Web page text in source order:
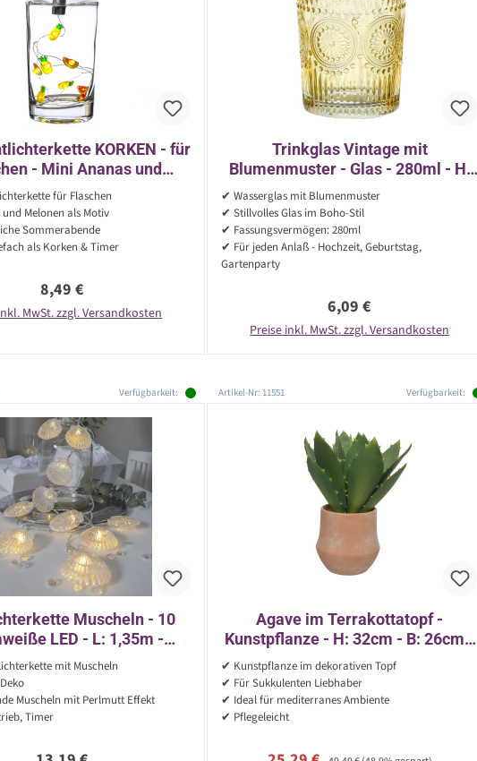
KORKEN - für
- Mini Ananas und
- Timer - L: 70cm -
rot/gelb
für Flaschen
Melonen als Motiv
Sommerabende
als Korken & Timer
Regulärer Preis:
8,49 €
MwSt. zzgl. Versandkosten
Trinkglas Vintage mit
Blumenmuster - Glas - 280ml - H:
10cm - Bohostil - gelb
✔ Wasserglas mit Blumenmuster
✔ Stillvolles Glas im Boho-Stil
✔ Fassungsvermögen: 280ml
✔ Für jeden Anlaß - Hochzeit, Geburtstag,
Gartenparty
Regulärer Preis:
6,09 €
Preise inkl. MwSt. zzgl. Versandkosten
Verfügbarkeit:
Muscheln - 10
LED - L: 1,35m -
Timer - für Innen - weiß
mit Muscheln
Muscheln mit Perlmutt Effekt
Timer
Artikel-Nr: 11551 Verfügbarkeit:
Agave im Terrakottatopf -
Kunstpflanze - H: 32cm - B: 26cm -
grün
✔ Kunstpflanze im dekorativen Topf
✔ Für Sukkulenten Liebhaber
✔ Ideal für mediterranes Ambiente
✔ Pflegeleicht
Regulärer Preis: